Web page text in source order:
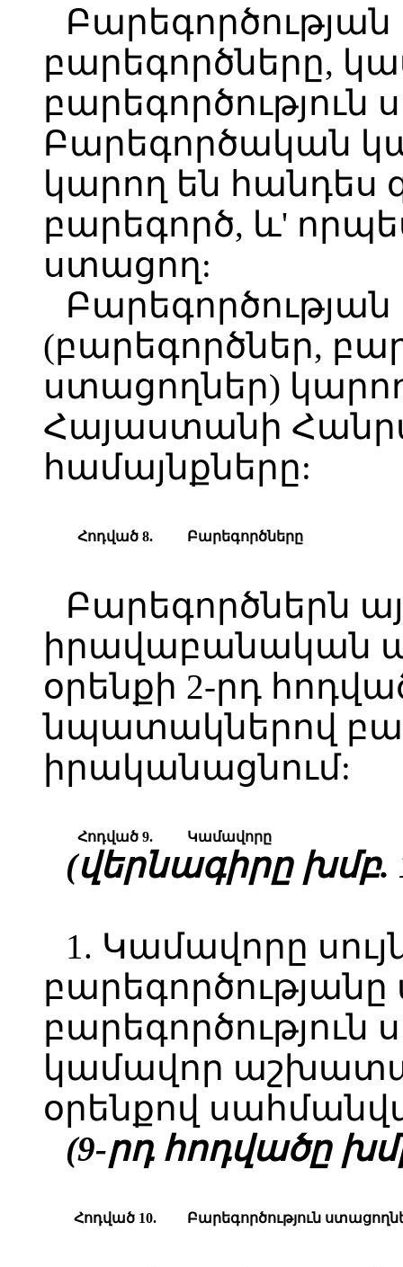
բարեգործները,
բարեգործություն
Բարեգործական
կարող են հանդես
բարեգործ, և'
ստացող:
(բարեգործներ,
ստացողներ)
Հայաստանի
համայնքները:
Հոդված 8. Բարեգործները
Բարեգործներն
իրավաբանական
օրենքի 2-րդ
նպատակներով
իրականացնում:
Հոդված 9. Կամավորը
(վերնագիրը խմբ.
1. Կամավորը
կամավոր
օրենքով
(9-րդ հոդվածը
Հոդված 10. Բարեգործություն